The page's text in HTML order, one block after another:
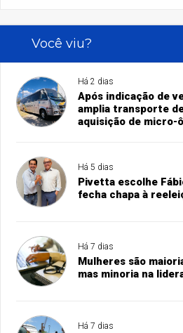
Você viu?
Há 2 dias
Após indicação de
amplia transporte
aquisição de micro-
Há 5 dias
Pivetta escolhe
fecha chapa à
Há 7 dias
Mulheres são
mas minoria na
Há 7 dias